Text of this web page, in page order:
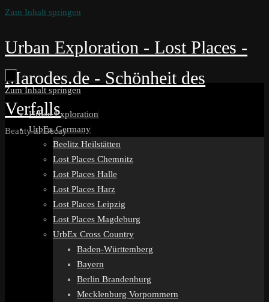
Zum Inhalt springen
Urban Exploration - Lost Places -
Marodes.de - Schönheit des
Verfalls
Beauty in Decay
Zum Inhalt springen
Urban Exploration
UrbEx Germany
Beelitz Heilstätten
Lost Places Chemnitz
Lost Places Halle
Lost Places Harz
Lost Places Leipzig
Lost Places Magdeburg
UrbEx Cross Country
Baden-Württemberg
Bayern
Berlin Brandenburg
Mecklenburg Vorpommern